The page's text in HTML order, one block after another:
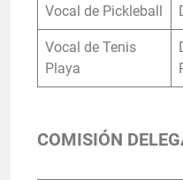
Vocal de Pickleball
Vocal de Tenis
Playa
COMISIÓN